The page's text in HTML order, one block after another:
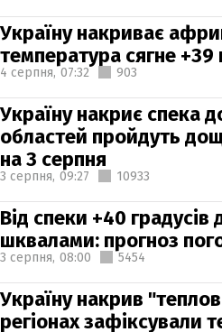
Україну накриває
температура сягне +39
4 серпня, 07:32 903
Україну накриє спека
областей пройдуть
на 3 серпня
3 серпня, 09:27 10933
Від спеки +40 градусів
шквалами: прогноз
3 серпня, 08:00 5454
Україну накрив
регіонах зафіксували